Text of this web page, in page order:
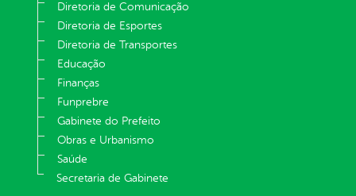
Diretoria de Comunicação
Diretoria de Esportes
Diretoria de Transportes
Educação
Finanças
Funprebre
Gabinete do Prefeito
Obras e Urbanismo
Saúde
Secretaria de Gabinete